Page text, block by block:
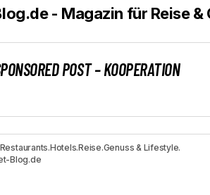
POST – KOOPERATION
Restaurants.Hotels.Reise.Genuss & Lifestyle.
Blog.de